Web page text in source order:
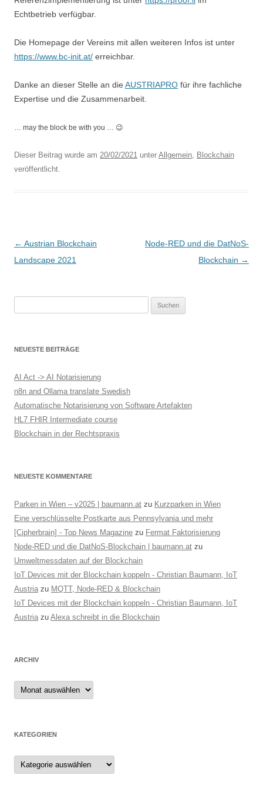
Echtbetrieb verfügbar.
Die Homepage der Vereins mit allen weiteren Infos ist unter
https://www.bc-init.at/ erreichbar.
Danke an dieser Stelle an die AUSTRIAPRO für ihre fachliche
Expertise und die Zusammenarbeit.
… may the block be with you … 😉
Dieser Beitrag wurde am 20/02/2021 unter Allgemein, Blockchain
veröffentlicht.
B
e
-
N
a
v
a
i
o
n
← Austrian Blockchain
Landscape 2021
Node-RED und die DatNoS-
Blockchain →
NEUESTE BEITRÄGE
AI Act -> AI Notarisierung
n8n and Ollama translate Swedish
Automatische Notarisierung von Software Artefakten
HL7 FHIR Intermediate course
Blockchain in der Rechtspraxis
NEUESTE KOMMENTARE
Parken in Wien – v2025 | baumann.at zu Kurzparken in Wien
Eine verschlüsselte Postkarte aus Pennsylvania und mehr
[Cipherbrain] - Top News Magazine zu Fermat Faktorisierung
Node-RED und die DatNoS-Blockchain | baumann.at zu
Umweltmessdaten auf der Blockchain
IoT Devices mit der Blockchain koppeln - Christian Baumann, IoT
Austria zu MQTT, Node-RED & Blockchain
IoT Devices mit der Blockchain koppeln - Christian Baumann, IoT
Austria zu Alexa schreibt in die Blockchain
ARCHIV
Archiv
KATEGORIEN
Kategorien